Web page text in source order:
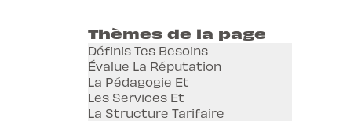
Thèmes de la page
Définis Tes Besoins
Évalue La Réputation
La Pédagogie Et
Les Services Et
La Structure Tarifaire